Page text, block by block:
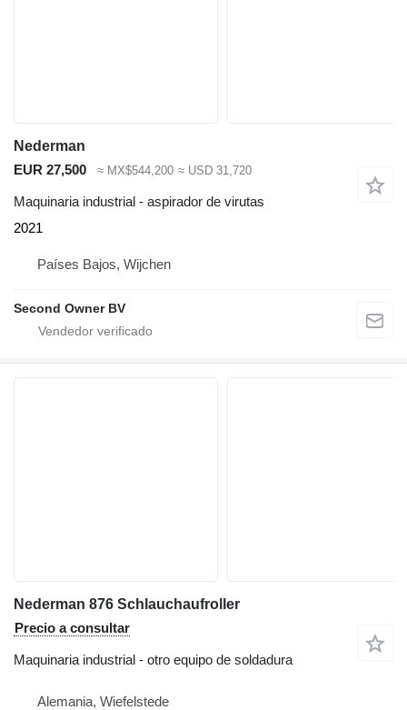
Nederman
EUR 27,500
≈ MX$544,200 ≈ USD 31,720
Maquinaria industrial - aspirador de virutas
2021
Países Bajos, Wijchen
Second Owner BV
Nederman 876 Schlauchaufroller
Precio a consultar
Maquinaria industrial - otro equipo de soldadura
Alemania, Wiefelstede